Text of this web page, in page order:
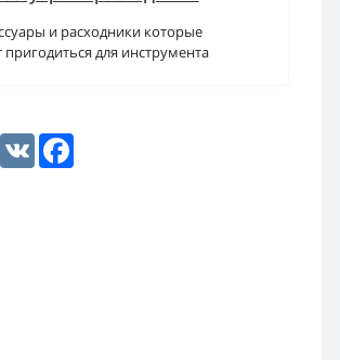
и расходники которые
пригодиться для инструмента
Email VK